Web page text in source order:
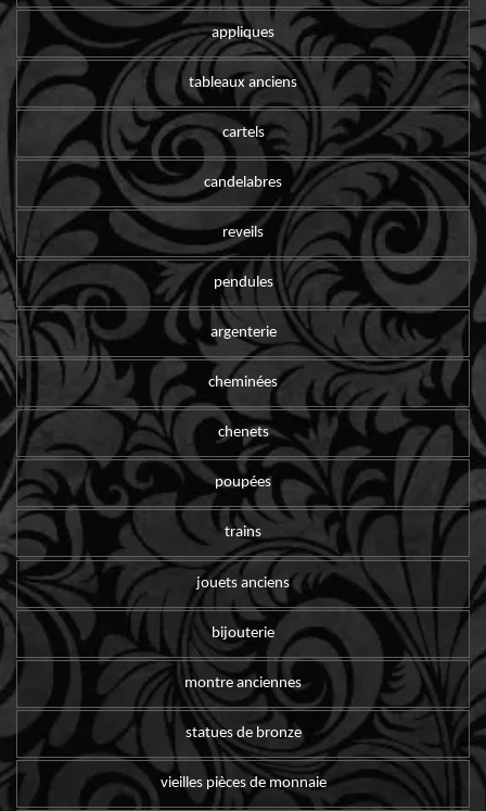
appliques
tableaux anciens
cartels
candelabres
reveils
pendules
argenterie
cheminées
chenets
poupées
trains
jouets anciens
bijouterie
montre anciennes
statues de bronze
vieilles pièces de monnaie